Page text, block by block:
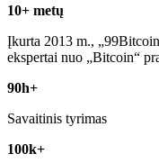
10+ metų
Įkurta 2013 m.,
ekspertai nuo „Bitcoin“
90h+
Savaitinis tyrimas
100k+